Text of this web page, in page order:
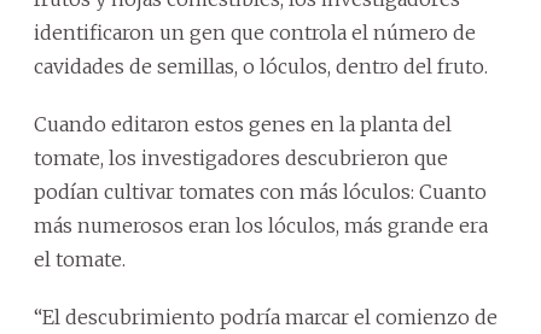
identificaron un gen que controla el número de
cavidades de semillas, o lóculos, dentro del fruto.
Cuando editaron estos genes en la planta del
tomate, los investigadores descubrieron que
podían cultivar tomates con más lóculos: Cuanto
más numerosos eran los lóculos, más grande era
el tomate.
“El descubrimiento podría marcar el comienzo de